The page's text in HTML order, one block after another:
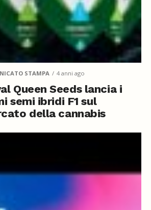
STAMPA 4 anni ago
Queen Seeds lancia i
semi ibridi F1 sul
della cannabis